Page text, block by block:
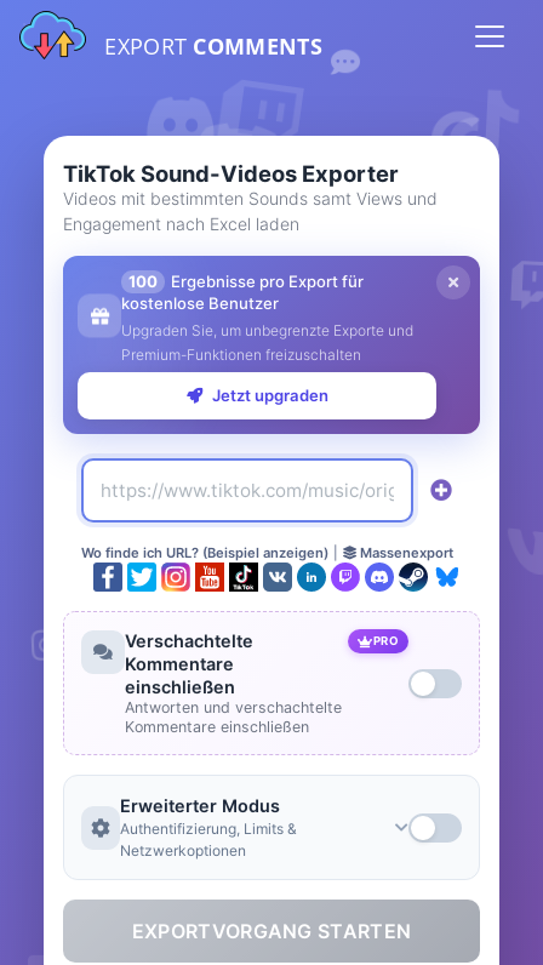
EXPORT COMMENTS
TikTok Sound-Videos Exporter
Videos mit bestimmten Sounds samt Views und
Engagement nach Excel laden
100
Ergebnisse pro Export für
kostenlose Benutzer
Upgraden Sie, um unbegrenzte Exporte und
Premium-Funktionen freizuschalten
Jetzt upgraden
Wo finde ich URL? (Beispiel anzeigen) Massenexport
Verschachtelte
Kommentare
einschließen
PRO
Antworten und verschachtelte
Kommentare einschließen
Erweiterter Modus
Authentifizierung, Limits &
Netzwerkoptionen
EXPORTVORGANG STARTEN